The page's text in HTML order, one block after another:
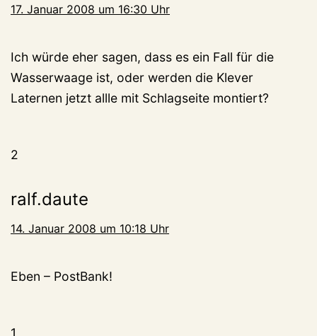
17. Januar 2008 um 16:30 Uhr
Ich würde eher sagen, dass es ein Fall für die
Wasserwaage ist, oder werden die Klever
Laternen jetzt allle mit Schlagseite montiert?
2
ralf.daute
14. Januar 2008 um 10:18 Uhr
Eben – PostBank!
1